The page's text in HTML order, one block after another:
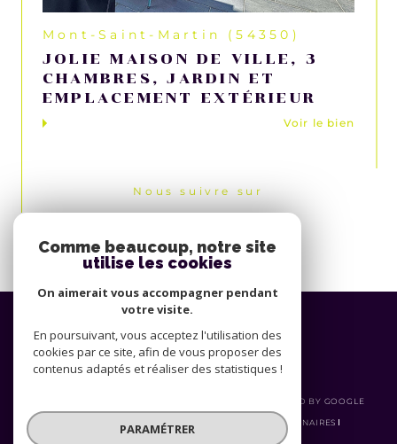
Mont-Saint-Martin (54350)
JOLIE MAISON DE VILLE, 3
CHAMBRES, JARDIN ET
EMPLACEMENT EXTÉRIEUR
Voir le bien
Nous suivre sur
Espace
PROPRIÉTAIRE
Se connecter
© 2026 | TOUS DROITS RÉSERVÉS | TRADUCTION POWERED BY GOOGLE
|
MENTIONS LÉGALES
PARTENAIRES
HONORAIRES
POLITIQUE RGPD COOKIES
Comme beaucoup, notre site
utilise les cookies
On aimerait vous accompagner pendant
votre visite.
En poursuivant, vous acceptez l'utilisation des
cookies par ce site, afin de vous proposer des
contenus adaptés et réaliser des statistiques !
PARAMÉTRER